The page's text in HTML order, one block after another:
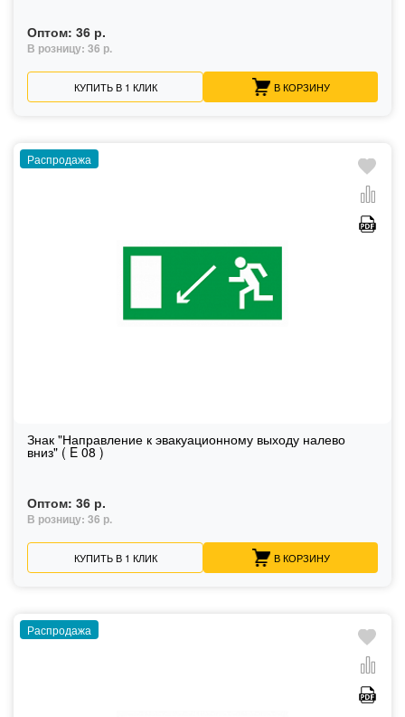
Оптом: 36 р.
В розницу: 36 р.
КУПИТЬ В 1 КЛИК В КОРЗИНУ
Распродажа
Знак "Направление к эвакуационному выходу налево
вниз" ( E 08 )
Оптом: 36 р.
В розницу: 36 р.
КУПИТЬ В 1 КЛИК В КОРЗИНУ
Распродажа